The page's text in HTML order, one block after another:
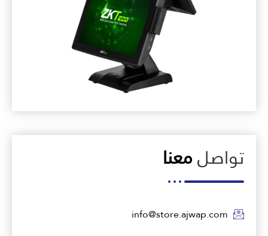
تواصلمعنا
info@store.ajwap.com